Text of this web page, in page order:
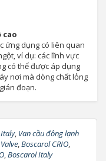
cao
ứng dụng có liên quan
ví dụ: các lĩnh vực
có thể được áp dụng
nơi mà dòng chất lỏng
đoạn.
, Van cầu đông lạnh
,Boscarol CRIO,
,Boscarol Italy